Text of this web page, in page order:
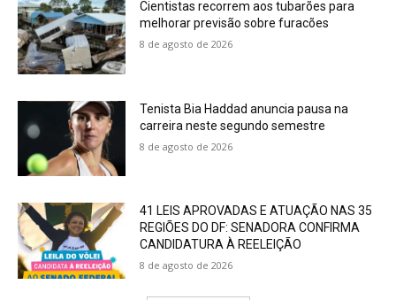
Cientistas recorrem aos tubarões para
melhorar previsão sobre furacões
8 de agosto de 2026
Tenista Bia Haddad anuncia pausa na
carreira neste segundo semestre
8 de agosto de 2026
41 LEIS APROVADAS E ATUAÇÃO NAS 35
REGIÕES DO DF: SENADORA CONFIRMA
CANDIDATURA À REELEIÇÃO
8 de agosto de 2026